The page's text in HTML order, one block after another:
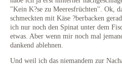
"Kein K?se zu Meeresfrüchten". Ok,
schmeckten mit Käse ?berbacken
ich nur noch den Spinat unter dem
etwas. Aber wenn mir noch mal
dankend ablehnen.
Und weil ich das niemandem zur